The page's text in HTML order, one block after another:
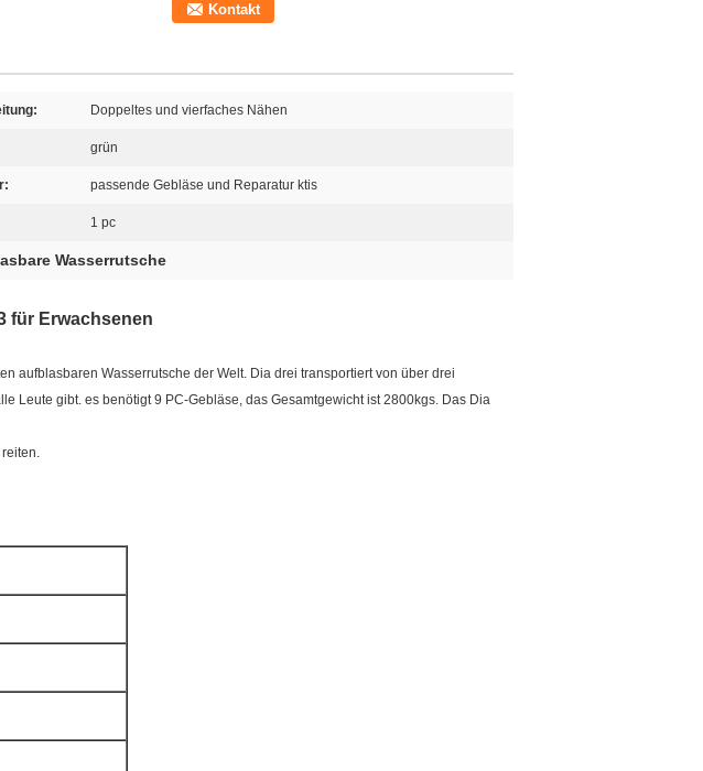
Kontakt
Doppeltes und vierfaches Nähen
grün
passende Gebläse und Reparatur ktis
1 pc
Wasserrutsche
für Erwachsenen
aufblasbaren Wasserrutsche der Welt. Dia drei transportiert von über drei
Leute gibt. es benötigt 9 PC-Gebläse, das Gesamtgewicht ist 2800kgs. Das Dia